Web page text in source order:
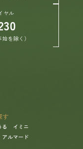
す
る イミニ
ルマード
ヤル
を除く）